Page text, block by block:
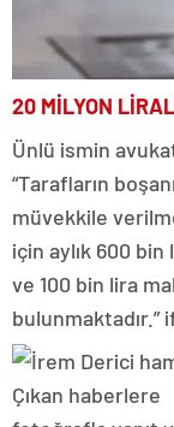
20 MİLYON
Ünlü ismin
“Tarafların
müvekkile
için aylık 600
ve 100 bin lira
bulunmaktadır.”